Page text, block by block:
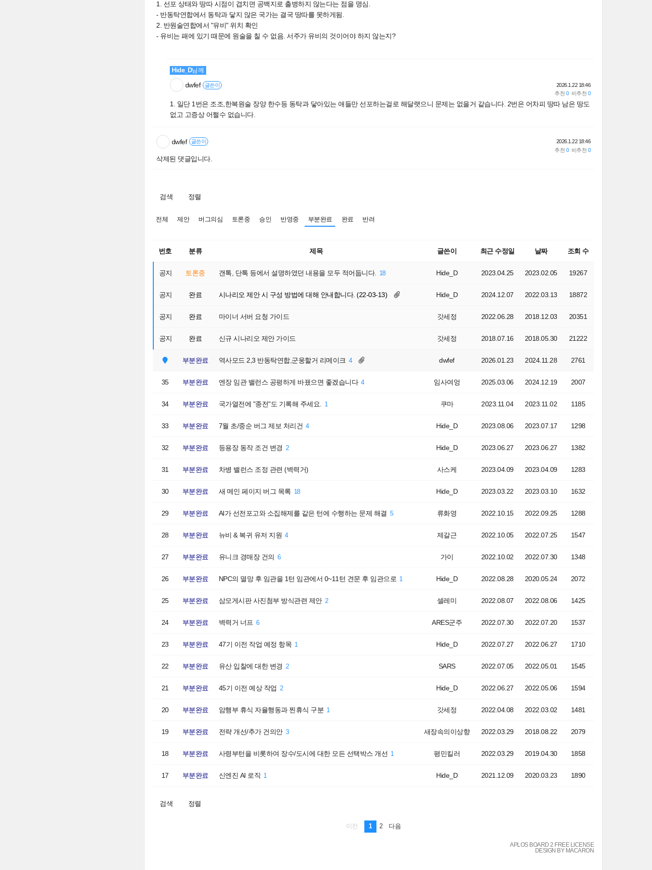
1. 선포 상태와 땅따 시점이 겹치면 공백지로 출병하지 않는다는 점을 명심.
- 반동탁연합에서 동탁과 닿지 않은 국가는 결국 땅따를 못하게됨.
2. 반원술연합에서 "유비" 위치 확인
- 유비는 패에 있기 때문에 원술을 칠 수 없음. 서주가 유비의 것이어야 하지 않는지?
Hide_D님께
dwfef 글쓴이 2026.1.22 18:46
1. 일단 1번은 조조,한복원술 장양 한수등 동탁과 닿아있는 애들만 선포하는걸로 해달랫으니 문제는 없을거 같습니다. 2번은 어차피 땅따 남은 땅도
없고 고증상 어쩔수 없습니다.
dwfef 글쓴이 2026.1.22 18:46
삭제된 댓글입니다.
검색 정렬
전체 제안 버그의심 토론중 승인 반영중 부분완료 완료 반려
번호 분류 제목 글쓴이 최근 수정일 날짜 조회 수
공지 토론중 갠톡, 단톡 등에서 설명하였던 내용을 모두 적어둡니다. 18 Hide_D 2023.04.25 2023.02.05 19267
공지 완료 시나리오 제안 시 구성 방법에 대해 안내합니다. (22-03-13) Hide_D 2024.12.07 2022.03.13 18872
공지 완료 마이너 서버 요청 가이드 갓세정 2022.06.28 2018.12.03 20351
공지 완료 신규 시나리오 제안 가이드 갓세정 2018.07.16 2018.05.30 21222
부분완료 역사모드 2,3 반동탁연합,군웅할거 리메이크 4 dwfef 2026.01.23 2024.11.28 2761
35 부분완료 엔장 임관 밸런스 공평하게 바꿨으면 좋겠습니다 4 임사여엉 2025.03.06 2024.12.19 2007
34 부분완료 국가열전에 "종전"도 기록해 주세요. 1 쿠마 2023.11.04 2023.11.02 1185
33 부분완료 7월 초/중순 버그 제보 처리건 4 Hide_D 2023.08.06 2023.07.17 1298
32 부분완료 등용장 동작 조건 변경 2 Hide_D 2023.06.27 2023.06.27 1382
31 부분완료 차병 밸런스 조정 관련 (벽력거) 사스케 2023.04.09 2023.04.09 1283
30 부분완료 새 메인 페이지 버그 목록 18 Hide_D 2023.03.22 2023.03.10 1632
29 부분완료 AI가 선전포고와 소집해제를 같은 턴에 수행하는 문제 해결 5 류화영 2022.10.15 2022.09.25 1288
28 부분완료 뉴비 & 복귀 유저 지원 4 제갈근 2022.10.05 2022.07.25 1547
27 부분완료 유니크 경매장 건의 6 가이 2022.10.02 2022.07.30 1348
26 부분완료 NPC의 멸망 후 임관을 1턴 임관에서 0~11턴 견문 후 임관으로 1 Hide_D 2022.08.28 2020.05.24 2072
25 부분완료 삼모게시판 사진첨부 방식관련 제안 2 셀레미 2022.08.07 2022.08.06 1425
24 부분완료 벽력거 너프 6 ARES군주 2022.07.30 2022.07.20 1537
23 부분완료 47기 이전 작업 예정 항목 1 Hide_D 2022.07.27 2022.06.27 1710
22 부분완료 유산 입찰에 대한 변경 2 SARS 2022.07.05 2022.05.01 1545
21 부분완료 45기 이전 예상 작업 2 Hide_D 2022.06.27 2022.05.06 1594
20 부분완료 암행부 휴식 자율행동과 찐휴식 구분 1 갓세정 2022.04.08 2022.03.02 1481
19 부분완료 전략 개선/추가 건의안 3 새장속의이상향 2022.03.29 2018.08.22 2079
18 부분완료 사령부턴을 비롯하여 장수/도시에 대한 모든 선택박스 개선 1 평민킬러 2022.03.29 2019.04.30 1858
17 부분완료 신엔진 AI 로직 1 Hide_D 2021.12.09 2020.03.23 1890
검색 정렬
이전 1 2 다음
APLOS BOARD 2 FREE LICENSE
DESIGN BY MACARON